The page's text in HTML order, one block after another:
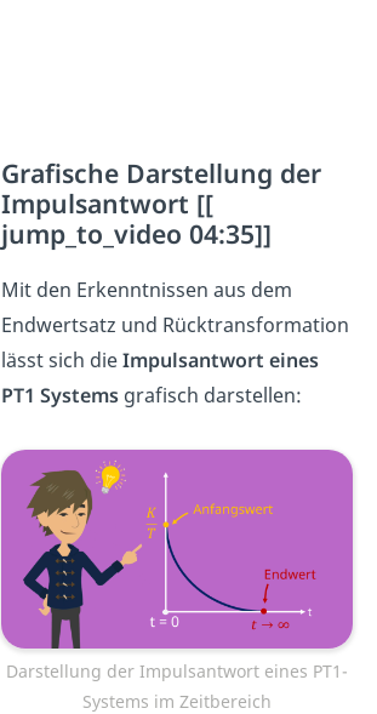
Grafische Darstellung der
Impulsantwort [[
jump_to_video 04:35]]
Mit den Erkenntnissen aus dem
Endwertsatz und Rücktransformation
lässt sich dieImpulsantwort eines
PT1 Systemsgrafisch darstellen:
Darstellung der Impulsantwort eines PT1-
Systems im Zeitbereich